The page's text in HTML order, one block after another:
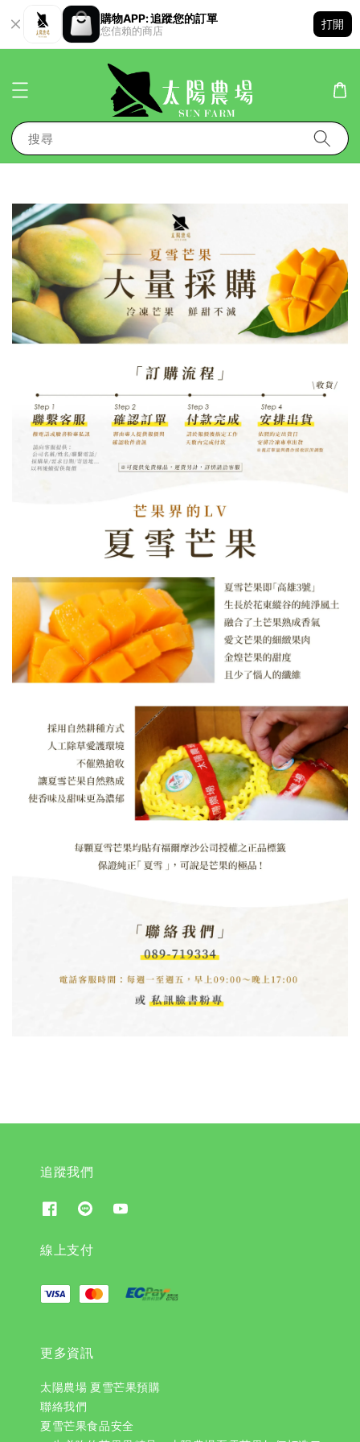
購物APP: 追蹤您的訂單
您信賴的商店
打開
搜尋
追蹤我們
線上支付
更多資訊
太陽農場 夏雪芒果預購
聯絡我們
夏雪芒果食品安全